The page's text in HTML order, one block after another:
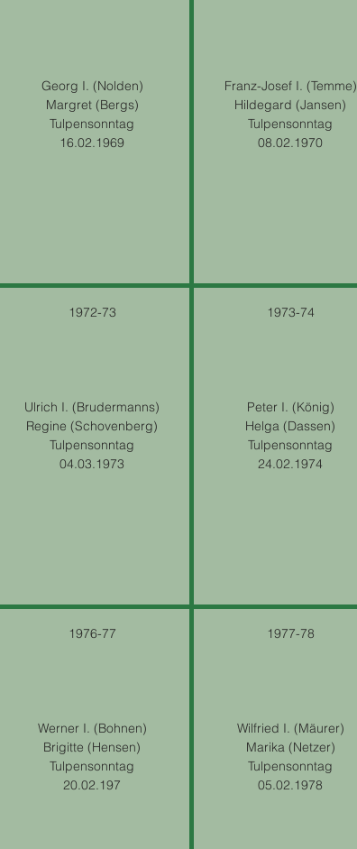
Georg I. (Nolden)
Margret (Bergs)
Tulpensonntag
16.02.1969
1972-73
Ulrich I. (Brudermanns)
Regine (Schovenberg)
Tulpensonntag
04.03.1973
1976-77
Werner I. (Bohnen)
Brigitte (Hensen)
Tulpensonntag
20.02.197
Franz-Josef I. (Temme)
Hildegard (Jansen)
Tulpensonntag
08.02.1970
1973-74
Peter I. (König)
Helga (Dassen)
Tulpensonntag
24.02.1974
1977-78
Wilfried I. (Mäurer)
Marika (Netzer)
Tulpensonntag
05.02.1978